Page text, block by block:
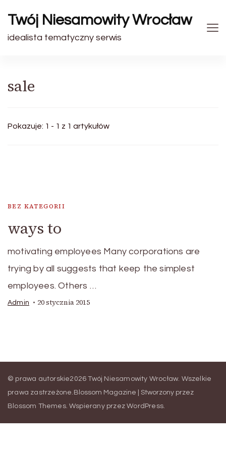
Twój Niesamowity Wrocław
idealista tematyczny serwis
sale
Pokazuje: 1 - 1 z 1 artykułów
BEZ KATEGORII
ways to
motivating employees Many corporations are
trying by all suggests that keep the simplest
employees. Others …
Admin 20 stycznia 2015
© prawa autorskie2026Twój Niesamowity Wrocław. Wszelkie
prawa zastrzeżone. Blossom Magazine | Stworzony przez
Blossom Themes. Wspierany przezWordPress.